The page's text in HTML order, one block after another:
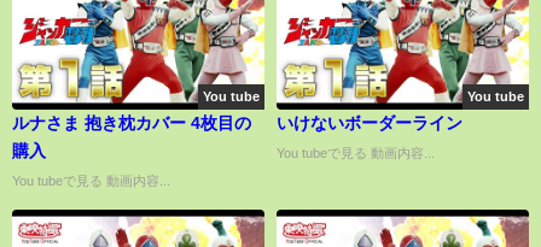
You tube
ルナさま 抱き枕カバー 4枚目の
購入
You tubeで見る 動画内容...
You tube
いけないボーダーライン
You tubeで見る 動画内容...